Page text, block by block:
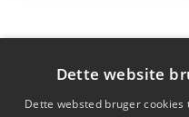
Varekategorier
Produkter
Dette website
Dette websted bruger